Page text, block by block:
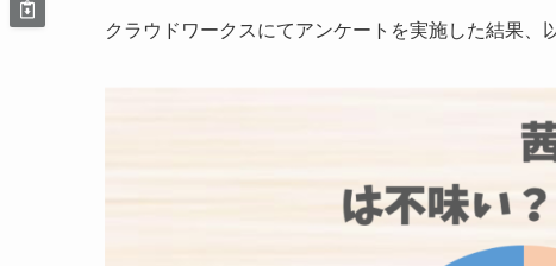
クラウドワークスにてアンケートを実施した結果、